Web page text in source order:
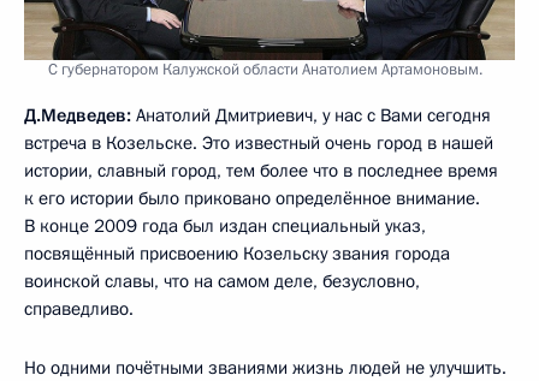
С губернатором Калужской области Анатолием Артамоновым.
Д.Медведев: Анатолий Дмитриевич, у нас с Вами сегодня
встреча в Козельске. Это известный очень город в нашей
истории, славный город, тем более что в последнее время
к его истории было приковано определённое внимание.
В конце 2009 года был издан специальный указ,
посвящённый присвоению Козельску звания города
воинской славы, что на самом деле, безусловно,
справедливо.
Но одними почётными званиями жизнь людей не улучшить.